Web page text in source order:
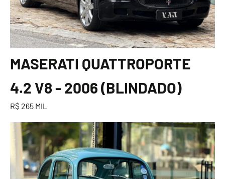
MASERATI QUATTROPORTE
4.2 V8 - 2006 (BLINDADO)
R$ 265 MIL